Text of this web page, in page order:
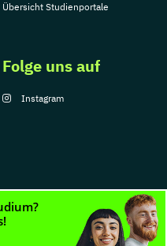
Übersicht Studienportale
Folge uns auf
Instagram